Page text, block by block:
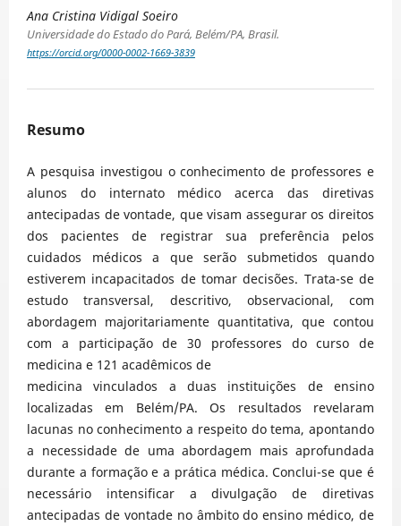
Ana Cristina Vidigal Soeiro
Universidade do Estado do Pará, Belém/PA, Brasil.
https://orcid.org/0000-0002-1669-3839
Resumo
A pesquisa investigou o conhecimento de professores e
alunos do internato médico acerca das diretivas
antecipadas de vontade, que visam assegurar os direitos
dos pacientes de registrar sua preferência pelos
cuidados médicos a que serão submetidos quando
estiverem incapacitados de tomar decisões. Trata-se de
estudo transversal, descritivo, observacional, com
abordagem majoritariamente quantitativa, que contou
com a participação de 30 professores do curso de
medicina e 121 acadêmicos de
medicina vinculados a duas instituições de ensino
localizadas em Belém/PA. Os resultados revelaram
lacunas no conhecimento a respeito do tema, apontando
a necessidade de uma abordagem mais aprofundada
durante a formação e a prática médica. Conclui-se que é
necessário intensificar a divulgação de diretivas
antecipadas de vontade no âmbito do ensino médico, de